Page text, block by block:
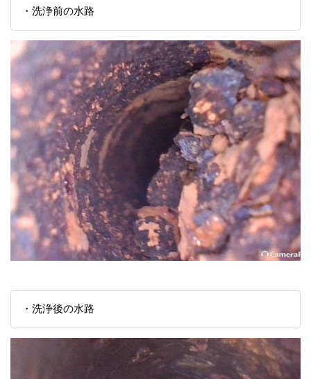
・洗浄前の水路
・洗浄後の水路